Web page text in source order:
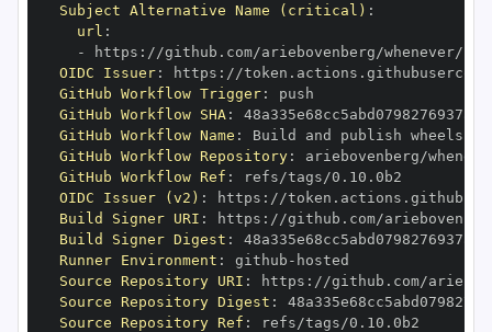
Subject Alternative Name (critical) :
url :
-
https :
OIDC Issuer: https :
GitHub Workflow Trigger:
GitHub Workflow SHA:
GitHub Workflow Name :
GitHub Workflow Repository:
GitHub Workflow Ref :
OIDC Issuer (v2) : https :
Build Signer URI : https :
Build Signer Digest :
Runner Environment : github -
Source Repository URI : https :
Source Repository Digest :
Source Repository Ref :